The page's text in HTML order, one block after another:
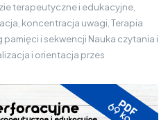
terapeutyczne i edukacyjne,
koncentracja uwagi, Terapia
i sekwencji Nauka czytania i
i orientacja przes